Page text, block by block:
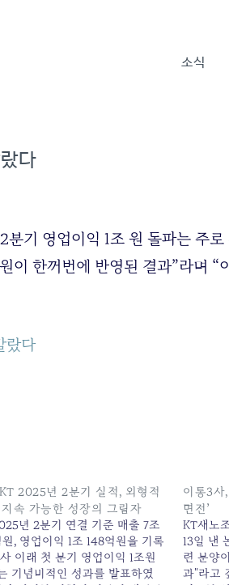
소식
다
기 영업이익 1조 원 돌파는 주
한꺼번에 반영된 결과”라며 “
랐다
2025년 2분기 실적, 외형적
속 가능한 성장의 그림자
년 2분기 연결 기준 매출 7조
, 영업이익 1조 148억원을 기록
이래 첫 분기 영업이익 1조원
기념비적인 성과를 발표하였
이통3사
면전’
KT새노
13일 낸
련 분양
과"라고